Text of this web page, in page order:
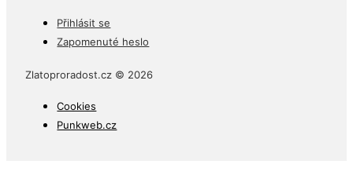
Přihlásit se
Zapomenuté heslo
Zlatoproradost.cz © 2026
Cookies
Punkweb.cz